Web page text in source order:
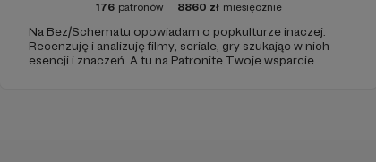
176 patronów 8860 zł miesięcznie
Na Bez/Schematu opowiadam o popkulturze inaczej.
Recenzuję i analizuję filmy, seriale, gry szukając w nich
esencji i znaczeń. A tu na Patronite Twoje wsparcie